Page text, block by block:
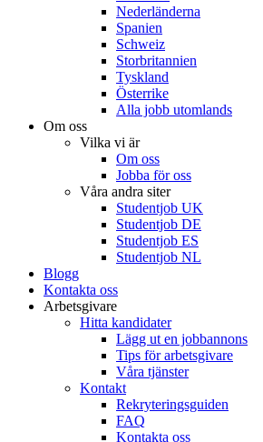
Nederländerna
Spanien
Schweiz
Storbritannien
Tyskland
Österrike
Alla jobb utomlands
Om oss
Vilka vi är
Om oss
Jobba för oss
Våra andra siter
Studentjob UK
Studentjob DE
Studentjob ES
Studentjob NL
Blogg
Kontakta oss
Arbetsgivare
Hitta kandidater
Lägg ut en jobbannons
Tips för arbetsgivare
Våra tjänster
Kontakt
Rekryteringsguiden
FAQ
Kontakta oss